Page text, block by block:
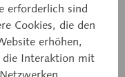
erforderlich sind
Cookies, die den
erhöhen,
die Interaktion mit